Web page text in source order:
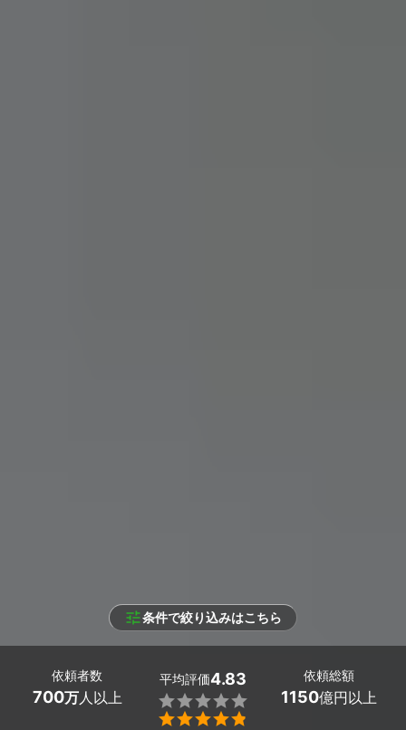
条件で絞り込みはこちら
依頼者数
700万人以上
平均評価4.83


依頼総額
1150億円以上